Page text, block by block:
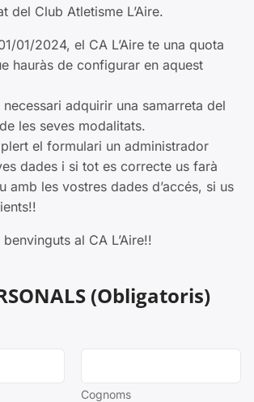
del Club Atletisme L’Aire.
01/2024, el CA L’Aire te una quota
hauràs de configurar en aquest
necessari adquirir una samarreta del
les seves modalitats.
el formulari un administrador
dades i si tot es correcte us farà
amb les vostres dades d’accés, si us
al CA L’Aire!!
(Obligatoris)
Cognoms